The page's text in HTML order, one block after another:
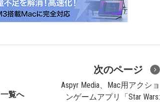
一覧へ
次のページ
Aspyr Media、Mac用アクショ
ンゲームアプリ「Star Wars: